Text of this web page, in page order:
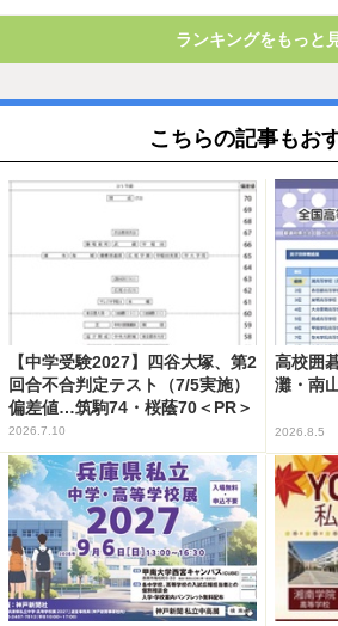
ランキングをもっと
こちらの記事もお
【中学受験2027】四谷大塚、第2
回合不合判定テスト（7/5実施）
偏差値…筑駒74・桜蔭70＜PR＞
2026.7.10
高校囲
灘・南
2026.8.5